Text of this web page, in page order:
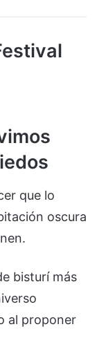
que lo
oscura
bisturí más
al proponer